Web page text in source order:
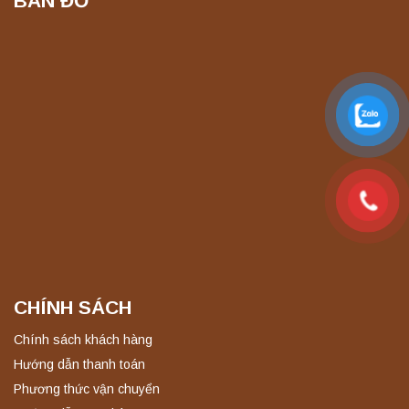
Máy quang kế ngọn lửa FP7201 PEAK
chính hãng – Độ chính xác cao, vận hành
Máy quang kế ngọn lửa FP7202 PEAK
(50 Lít) – Giải pháp tiệt trùng hiệu quả
Liên hệ
CHÍNH SÁCH
Chính sách khách hàng
Hướng dẫn thanh toán
Phương thức vận chuyển